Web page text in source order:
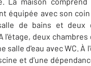
équipée avec son
de bains et deux
l'étage, deux
d'eau avec WC.
et d'une